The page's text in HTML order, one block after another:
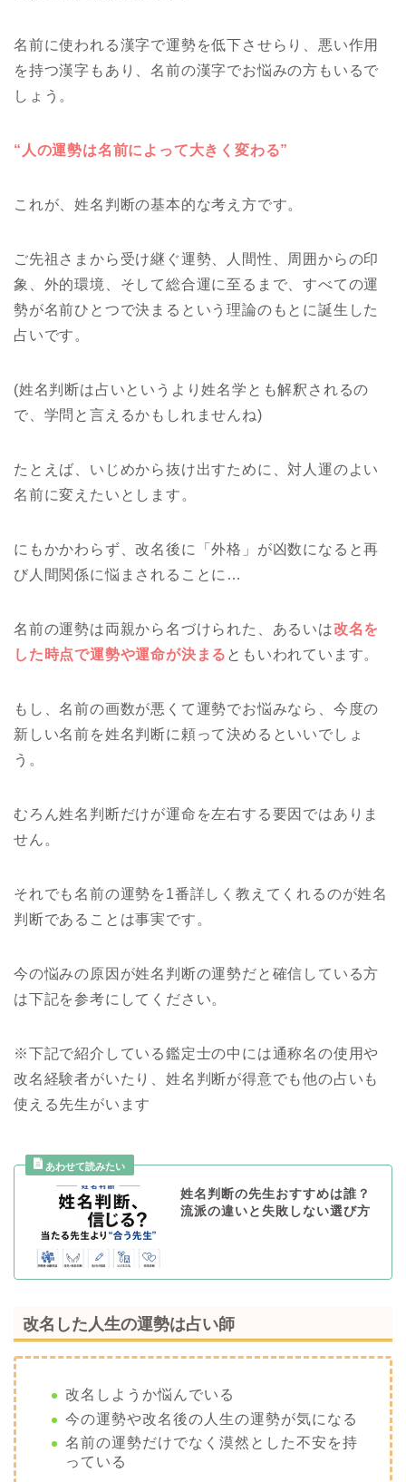
名前に使われる漢字で運勢を低下させらり、悪い作用
を持つ漢字もあり、名前の漢字でお悩みの方もいるで
しょう。
“人の運勢は名前によって大きく変わる”
これが、姓名判断の基本的な考え方です。
ご先祖さまから受け継ぐ運勢、人間性、周囲からの印
象、外的環境、そして総合運に至るまで、すべての運
勢が名前ひとつで決まるという理論のもとに誕生した
占いです。
(姓名判断は占いというより姓名学とも解釈されるの
で、学問と言えるかもしれませんね)
たとえば、いじめから抜け出すために、対人運のよい
名前に変えたいとします。
にもかかわらず、改名後に「外格」が凶数になると再
び人間関係に悩まされることに…
名前の運勢は両親から名づけられた、あるいは改名を
した時点で運勢や運命が決まる ともいわれています。
もし、名前の画数が悪くて運勢でお悩みなら、今度の
新しい名前を姓名判断に頼って決めるといいでしょ
う。
むろん姓名判断だけが運命を左右する要因ではありま
せん。
それでも名前の運勢を1番詳しく教えてくれるのが姓名
判断であることは事実です。
今の悩みの原因が姓名判断の運勢だと確信している方
は下記を参考にしてください。
※下記で紹介している鑑定士の中には通称名の使用や
改名経験者がいたり、姓名判断が得意でも他の占いも
使える先生がいます
姓名判断の先生おすすめは誰？
流派の違いと失敗しない選び方
改名した人生の運勢は占い師
改名しようか悩んでいる
今の運勢や改名後の人生の運勢が気になる
名前の運勢だけでなく漠然とした不安を持
っている